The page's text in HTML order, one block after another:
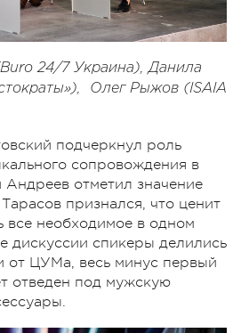
24/7 Украина), Данила
Олег Рыжов (ISAIA
подчеркнул роль
сопровождения в
Андреев отметил значение
признался, что ценит
все необходимое в одном
дискуссии спикеры делились
от ЦУМа, весь минус первый
отведен под мужскую